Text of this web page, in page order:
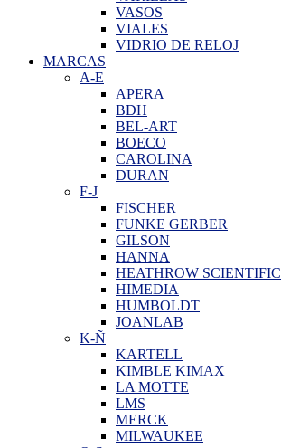
VASOS
VIALES
VIDRIO DE RELOJ
MARCAS
A-E
APERA
BDH
BEL-ART
BOECO
CAROLINA
DURAN
F-J
FISCHER
FUNKE GERBER
GILSON
HANNA
HEATHROW SCIENTIFIC
HIMEDIA
HUMBOLDT
JOANLAB
K-Ñ
KARTELL
KIMBLE KIMAX
LA MOTTE
LMS
MERCK
MILWAUKEE